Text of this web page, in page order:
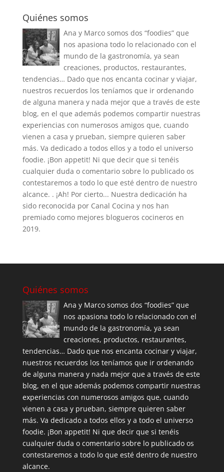
Quiénes somos
Ana y Marco somos dos “foodies” que
nos apasiona todo lo relacionado con el
mundo de la gastronomía, ya sean
creaciones, productos, restaurantes,
tendencias… Dado que nos encanta cocinar y viajar,
nuestros recuerdos los teníamos que ir ordenando
de alguna manera y nada mejor que a través de este
blog, en el que además podemos compartir nuestras
experiencias con numerosos amigos que, cuando
vienen a casa y prueban, siempre quieren saber
más. Va dedicado a todos ellos y a todo el universo
foodie. ¡Bon appetit! Ni que decir que si tenéis
cualquier duda o comentario sobre lo publicado os
contestaremos a todo lo que esté dentro de nuestro
alcance. . ¡Ah! Por cierto... Nuestra dedicación ha
sido reconocida por Canal Cocina y nos han
premiado como mejores blogueros cocineros en
2019.
Quiénes somos
Ana y Marco somos dos “foodies” que
nos apasiona todo lo relacionado con el
mundo de la gastronomía, ya sean
creaciones, productos, restaurantes,
tendencias… Dado que nos encanta cocinar y viajar,
nuestros recuerdos los teníamos que ir ordenando
de alguna manera y nada mejor que a través de este
blog, en el que además podemos compartir nuestras
experiencias con numerosos amigos que, cuando
vienen a casa y prueban, siempre quieren saber
más. Va dedicado a todos ellos y a todo el universo
foodie. ¡Bon appetit! Ni que decir que si tenéis
cualquier duda o comentario sobre lo publicado os
contestaremos a todo lo que esté dentro de nuestro
alcance.